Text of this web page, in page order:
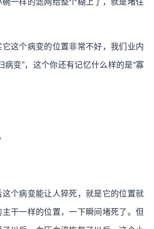
这个病变的位置非常不好，我们业内
病变”，这个你还有记忆什么样的是“寡
个病变能让人猝死，就是它的位置就
干一样的位置，一下瞬间堵死了。但